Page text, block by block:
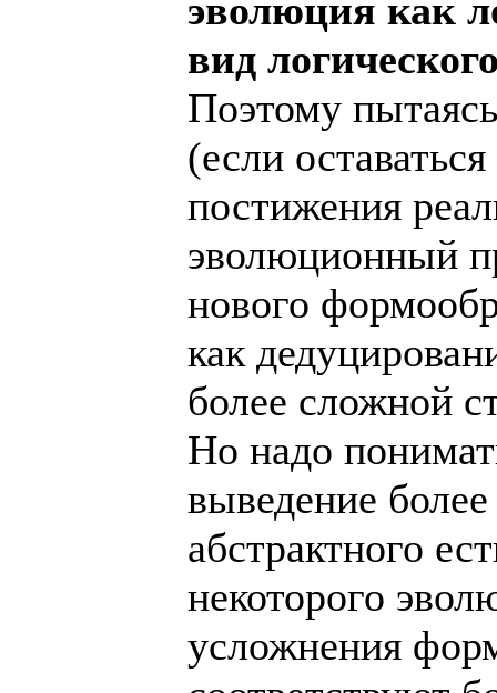
эволюция как
вид
Поэтому
(если
постижения
эволюционный
нового
как
более сложной
Но надо
выведение
абстрактного
некоторого
усложнения